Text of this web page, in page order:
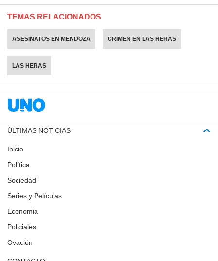
TEMAS RELACIONADOS
ASESINATOS EN MENDOZA CRIMEN EN LAS HERAS
LAS HERAS
ÚLTIMAS NOTICIAS
Inicio
Política
Sociedad
Series y Películas
Economia
Policiales
Ovación